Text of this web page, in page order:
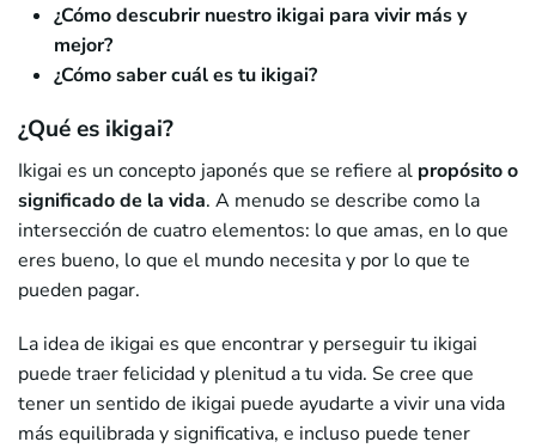
¿Cómo descubrir nuestro ikigai para vivir más y
mejor?
¿Cómo saber cuál es tu ikigai?
¿Qué es ikigai?
Ikigai es un concepto japonés que se refiere al propósito o
significado de la vida. A menudo se describe como la
intersección de cuatro elementos: lo que amas, en lo que
eres bueno, lo que el mundo necesita y por lo que te
pueden pagar.
La idea de ikigai es que encontrar y perseguir tu ikigai
puede traer felicidad y plenitud a tu vida. Se cree que
tener un sentido de ikigai puede ayudarte a vivir una vida
más equilibrada y significativa, e incluso puede tener